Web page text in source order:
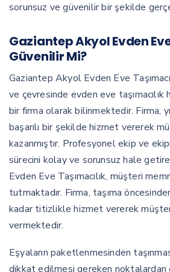
sorunsuz ve güvenilir bir şekilde
Gaziantep Akyol Evden
Güvenilir Mi?
Gaziantep Akyol Evden Eve
ve çevresinde evden eve
bir firma olarak bilinmektedir. Firma,
başarılı bir şekilde hizmet vererek
kazanmıştır. Profesyonel ekip ve
sürecini kolay ve sorunsuz hale
Evden Eve Taşımacılık, müşteri
tutmaktadır. Firma, taşıma
kadar titizlikle hizmet vererek
vermektedir.
Eşyaların paketlenmesinden
dikkat edilmesi gereken noktalardan